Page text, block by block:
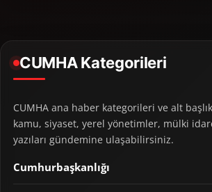
CUMHA Kategorileri
CUMHA ana haber kategorileri ve alt
kamu, siyaset, yerel yönetimler, mülki
yazıları gündemine ulaşabilirsiniz.
Cumhurbaşkanlığı